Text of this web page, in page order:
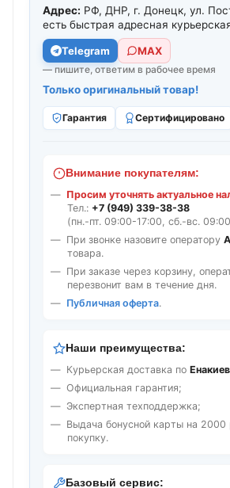
Адрес: РФ, ДНР, г. Донецк, ул.
есть быстрая адресная
Telegram МАХ
— пишите, ответим в рабочее время
Только оригинальный товар!
Гарантия Сертифицировано
Внимание покупателям:
Просим уточнять актуальное
Тел.: +7 (949) 339-38-38
(пн.-пт. 09:00-17:00, сб.-вс.
При звонке назовите оператору
товара.
При заказе через корзину,
перезвонит вам в течение дня.
Публичная оферта.
Наши преимущества:
Курьерская доставка по
Официальная гарантия;
Экспертная техподдержка;
Выдача бонусной карты на
покупку.
Базовый сервис: